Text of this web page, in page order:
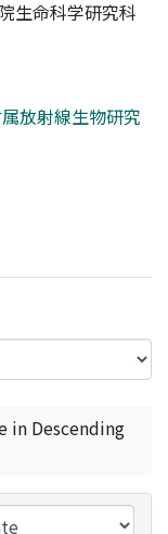
生命科学研究科
放射線生物研究
in Descending